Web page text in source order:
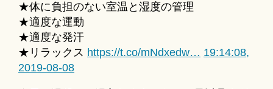
★体に負担のない室温と湿度の管理
★適度な運動
★適度な発汗
★リラックス https://t.co/mNdxedw… 19:14:08,
2019-08-08